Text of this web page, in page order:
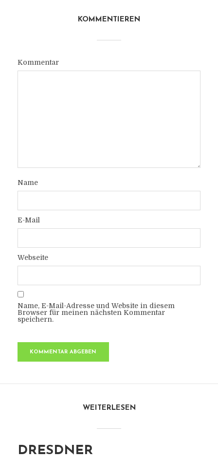
KOMMENTIEREN
Kommentar
Name
E-Mail
Webseite
Name, E-Mail-Adresse und Website in diesem
Browser für meinen nächsten Kommentar
speichern.
WEITERLESEN
DRESDNER